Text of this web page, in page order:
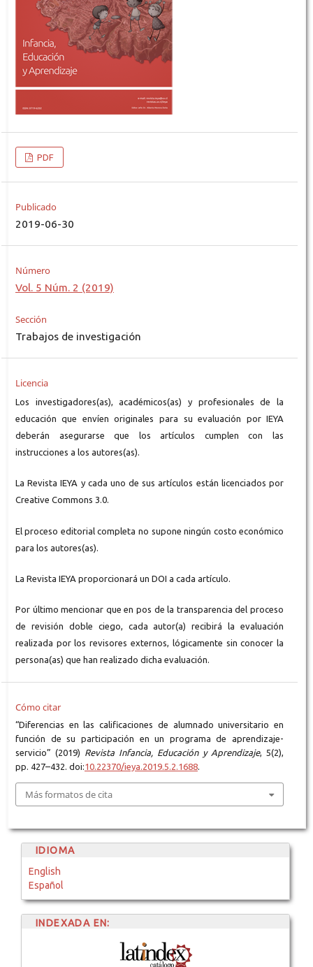
PDF
Publicado
2019-06-30
Número
Vol. 5 Núm. 2 (2019)
Sección
Trabajos de investigación
Licencia
Los investigadores(as), académicos(as) y profesionales de la
educación que envíen originales para su evaluación por IEYA
deberán asegurarse que los artículos cumplen con las
instrucciones a los autores(as).
La Revista IEYA y cada uno de sus artículos están licenciados por
Creative Commons 3.0.
El proceso editorial completa no supone ningún costo económico
para los autores(as).
La Revista IEYA proporcionará un DOI a cada artículo.
Por último mencionar que en pos de la transparencia del proceso
de revisión doble ciego, cada autor(a) recibirá la evaluación
realizada por los revisores externos, lógicamente sin conocer la
persona(as) que han realizado dicha evaluación.
Cómo citar
“Diferencias en las calificaciones de alumnado universitario en
función de su participación en un programa de aprendizaje-
servicio” (2019) Revista Infancia, Educación y Aprendizaje, 5(2),
pp. 427–432. doi:10.22370/ieya.2019.5.2.1688.
Más formatos de cita
IDIOMA
English
Español
INDEXADA EN: